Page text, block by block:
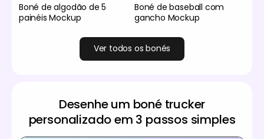
Boné de algodão de 5
painéis Mockup
Boné de baseball com
gancho Mockup
Ver todos os bonés
Desenhe um boné trucker
personalizado em 3 passos simples